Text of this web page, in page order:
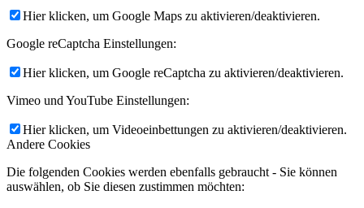
Hier klicken, um Google Maps zu aktivieren/deaktivieren.
Google reCaptcha Einstellungen:
Hier klicken, um Google reCaptcha zu aktivieren/deaktivieren.
Vimeo und YouTube Einstellungen:
Hier klicken, um Videoeinbettungen zu aktivieren/deaktivieren.
Andere Cookies
Die folgenden Cookies werden ebenfalls gebraucht - Sie können
auswählen, ob Sie diesen zustimmen möchten: